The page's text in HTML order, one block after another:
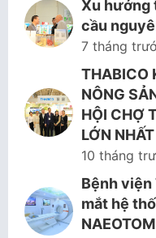
Xu hướng
cầu
7 tháng
THABICO
NÔNG
HỘI CHỢ
LỚN
10 tháng
Bệnh viện
mắt hệ